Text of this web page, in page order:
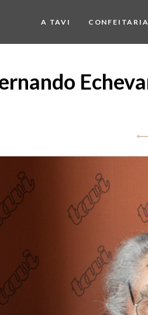
A TAVI CONFEITARIA